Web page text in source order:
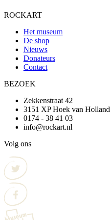
ROCKART
Het museum
De shop
Nieuws
Donateurs
Contact
BEZOEK
Zekkenstraat 42
3151 XP Hoek van Holland
0174 - 38 41 03
info@rockart.nl
Volg ons